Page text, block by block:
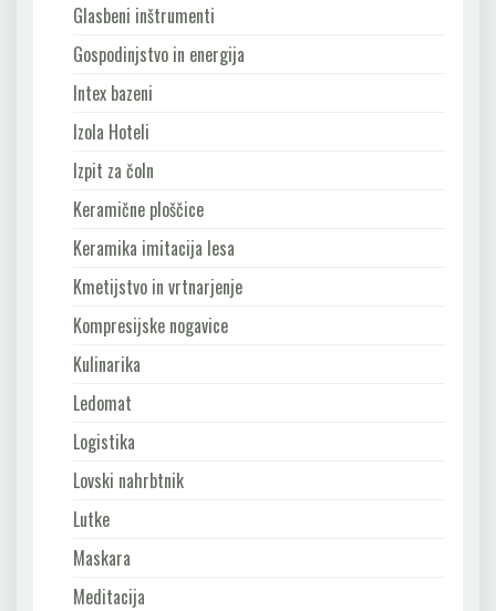
Glasbeni inštrumenti
Gospodinjstvo in energija
Intex bazeni
Izola Hoteli
Izpit za čoln
Keramične ploščice
Keramika imitacija lesa
Kmetijstvo in vrtnarjenje
Kompresijske nogavice
Kulinarika
Ledomat
Logistika
Lovski nahrbtnik
Lutke
Maskara
Meditacija